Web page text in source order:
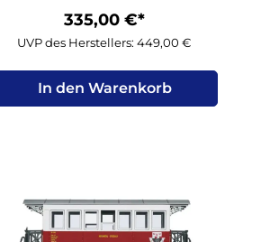
335,00 €*
UVP des Herstellers: 449,00 €
In den Warenkorb